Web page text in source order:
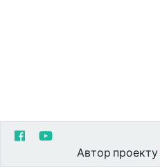
Автор проекту